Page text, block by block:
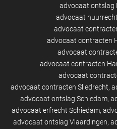
advocaat ontslag
advocaat
advocaat
advocaat contracten
advocaat
advocaat contracten
advocaat
advocaat contracten Sliedrecht
advocaat ontslag Schiedam
advocaat erfrecht Schiedam
advocaat ontslag Vlaardingen